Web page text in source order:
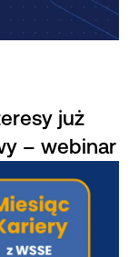
już
– webinar